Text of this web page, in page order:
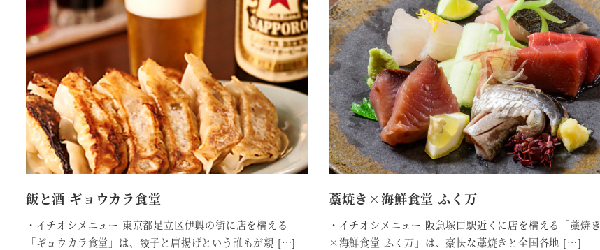
飯と酒 ギョウカラ食堂
・イチオシメニュー 東京都足立区伊興の街に店を構える
「ギョウカラ食堂」は、餃子と唐揚げという誰もが親 […]
藁焼き×海鮮食堂 ふく万
・イチオシメニュー 阪急塚口駅近くに店を構える「藁焼き
×海鮮食堂 ふく万」は、豪快な藁焼きと全国各地 […]